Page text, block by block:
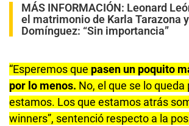
MÁS INFORMACIÓN: Leonard
el matrimonio de Karla Tarazona
Domínguez: “Sin importancia”
“Esperemos que pasen un poquito
por lo menos. No, el que se lo queda
estamos. Los que estamos atrás
winners”, sentenció respecto a la